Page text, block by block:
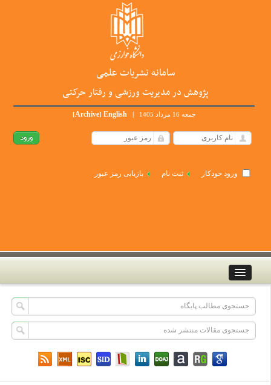
سامانه نشریات علمی
پژوهش در مدیریت ورزشی و رفتار حرکتی
جمعه 16 مرداد 1405 |
English
[Archive]
ورود خودکار ثبت نام بازیابی رمز عبور